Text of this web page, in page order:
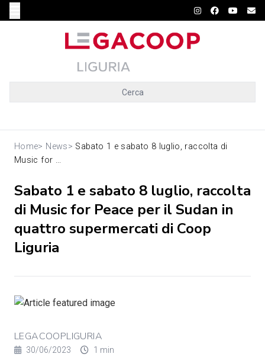
Cerca
Home> News> Sabato 1 e sabato 8 luglio, raccolta di
Music for ...
Sabato 1 e sabato 8 luglio, raccolta
di Music for Peace per il Sudan in
quattro supermercati di Coop
Liguria
LEGACOOPLIGURIA
30/06/2023 1 min